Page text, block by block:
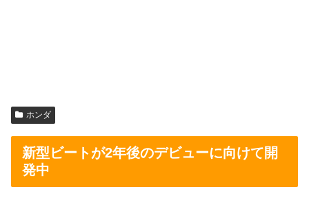
ホンダ
新型ビートが2年後のデビューに向けて開
発中